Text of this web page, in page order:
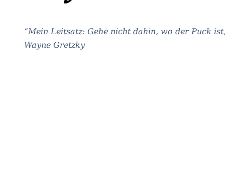
“Mein Leit­satz: Gehe nicht dahin, wo der Puck
Wayne Gretzky